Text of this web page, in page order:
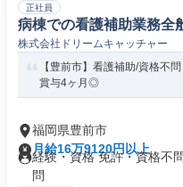
正社員
病棟での看護補助業務全
株式会社ドリームキャッチャー
【豊前市】看護補助/資格不
賞与4ヶ月◎
福岡県豊前市
月給16万9120円以上
経験・資格 免許・資格不
問